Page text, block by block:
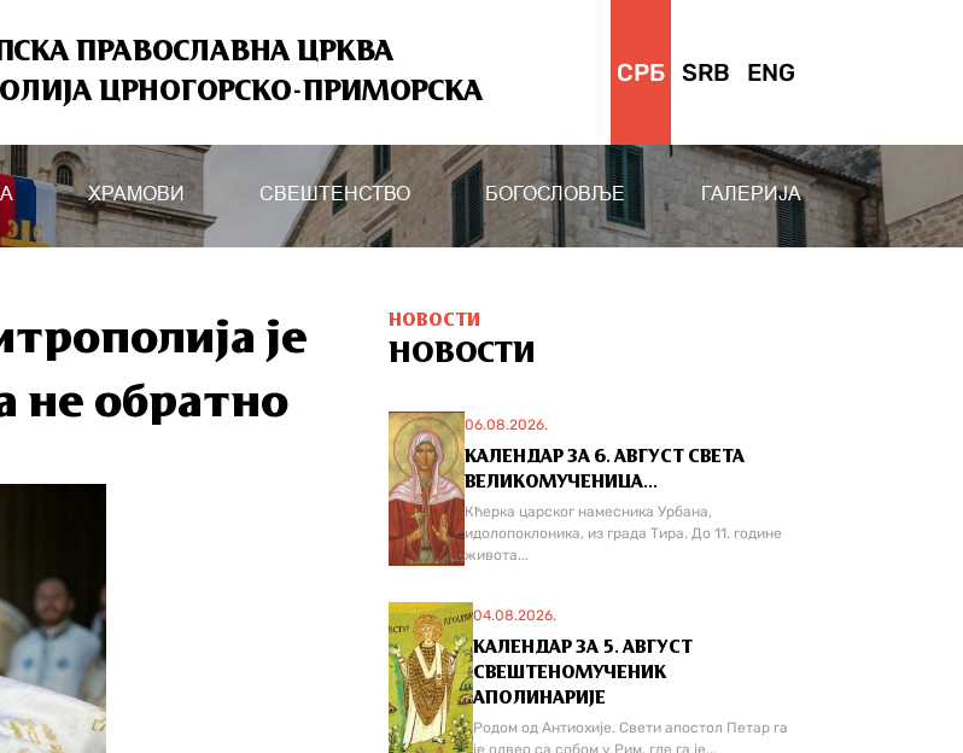
ПРАВОСЛАВНА ЦРКВА
ЦРНОГОРСКО-ПРИМОРСКА
СРБ SRB ENG
ХРАМОВИ СВЕШТЕНСТВО БОГОСЛОВЉЕ ГАЛЕРИЈА
је
не обратно
НОВОСТИ
НОВОСТИ
06.08.2026.
КАЛЕНДАР ЗА 6. АВГУСТ СВЕТА
ВЕЛИКОМУЧЕНИЦА...
Кћерка царског намесника Урбана,
идолопоклоника, из града Тира. До 11. године
живота...
04.08.2026.
КАЛЕНДАР ЗА 5. АВГУСТ
СВЕШТЕНОМУЧЕНИК
АПОЛИНАРИЈЕ
Родом од Антиохије. Свети апостол Петар га
је одвео са собом у Рим, где га је...